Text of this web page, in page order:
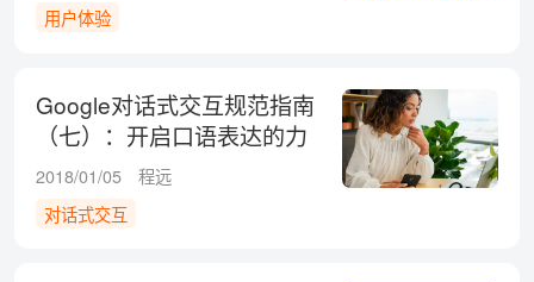
用户体验
Google对话式交互规范指南
（七）：开启口语表达的力
量
2018/01/05
程远
对话式交互